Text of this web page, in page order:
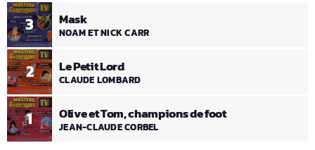
1 Olive et Tom, champions de foot
JEAN-CLAUDE CORBEL
2 Le Petit Lord
CLAUDE LOMBARD
3 Mask
NOAM ET NICK CARR